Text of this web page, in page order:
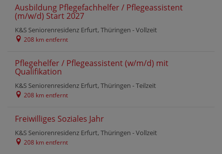
Ausbildung Pflegefachhelfer / Pflegeassistent
(m/w/d) Start 2027
K&S Seniorenresidenz Erfurt, Thüringen -Vollzeit
208 km entfernt
Pflegehelfer / Pflegeassistent (w/m/d) mit
Qualifikation
K&S Seniorenresidenz Erfurt, Thüringen -Teilzeit
208 km entfernt
Freiwilliges Soziales Jahr
K&S Seniorenresidenz Erfurt, Thüringen -Vollzeit
208 km entfernt